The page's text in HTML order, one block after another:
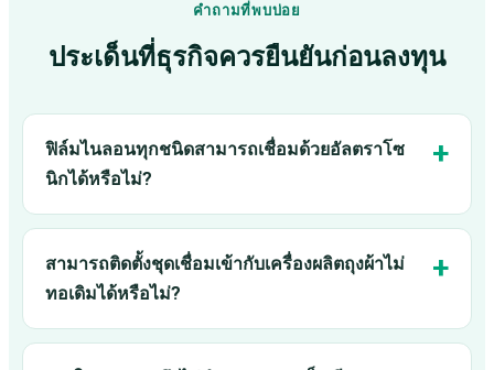
คำถามที่พบบ่อย
ประเด็นที่ธุรกิจควรยืนยันก่อนลงทุน
ฟิล์มไนลอนทุกชนิดสามารถเชื่อมด้วยอัลตราโซ
นิกได้หรือไม่?
สามารถติดตั้งชุดเชื่อมเข้ากับเครื่องผลิตถุงผ้าไม่
ทอเดิมได้หรือไม่?